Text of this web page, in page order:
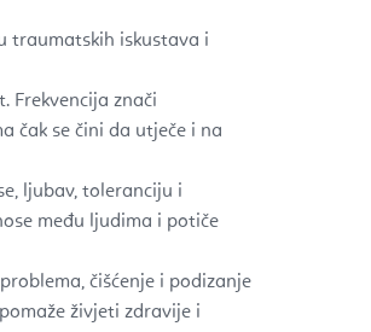
traumatskih iskustava i
Frekvencija znači
čak se čini da utječe i na
ljubav, toleranciju i
među ljudima i potiče
čišćenje i podizanje
živjeti zdravije i